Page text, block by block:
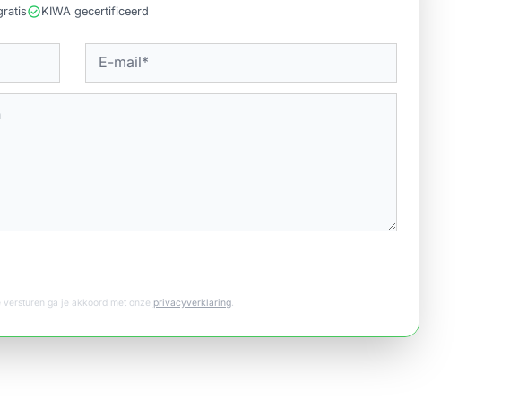
check_circleKIWA gecertificeerd
ga je akkoord met onze privacyverklaring.